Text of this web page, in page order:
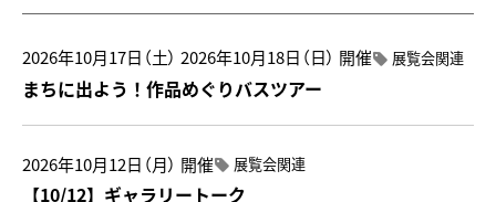
2026年10月17日（土） 2026年10月18日（日） 開催 展覧会関連
まちに出よう！作品めぐりバスツアー
2026年10月12日（月） 開催 展覧会関連
【10/12】ギャラリートーク